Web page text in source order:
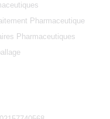
Pharmaceutique
Pharmaceutiques